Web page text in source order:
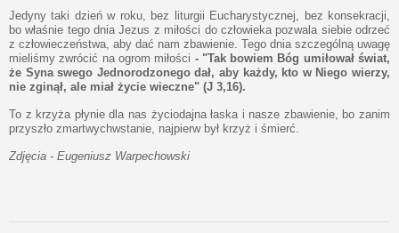
Jedyny taki dzień w roku, bez liturgii Eucharystycznej, bez konsekracji,
bo właśnie tego dnia Jezus z miłości do człowieka pozwala siebie odrzeć
z człowieczeństwa, aby dać nam zbawienie. Tego dnia szczególną uwagę
mieliśmy zwrócić na ogrom miłości - "Tak bowiem Bóg umiłował świat,
że Syna swego Jednorodzonego dał, aby każdy, kto w Niego wierzy,
nie zginął, ale miał życie wieczne" (J 3,16).
To z krzyża płynie dla nas życiodajna łaska i nasze zbawienie, bo zanim
przyszło zmartwychwstanie, najpierw był krzyż i śmierć.
Zdjęcia - Eugeniusz Warpechowski